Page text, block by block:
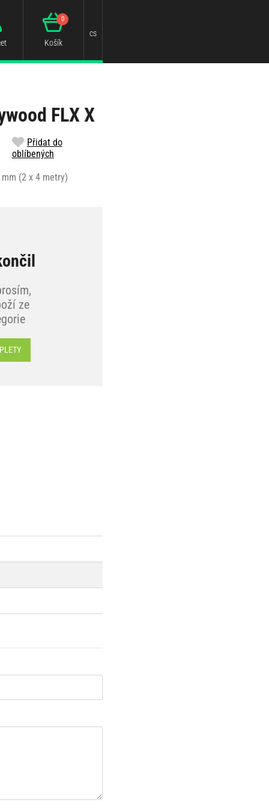
Košík
0
cs
FLX X
Přidat do
oblíbených
(2 x 4 metry)
ze